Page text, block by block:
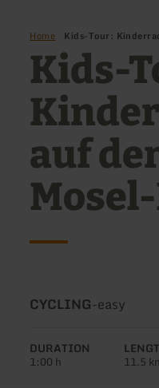
Home Kids-Tour:
Kids-
auf
Type
tour:
CYCLING-Difficulty:
easy
DURATION
1:00 h 11.5